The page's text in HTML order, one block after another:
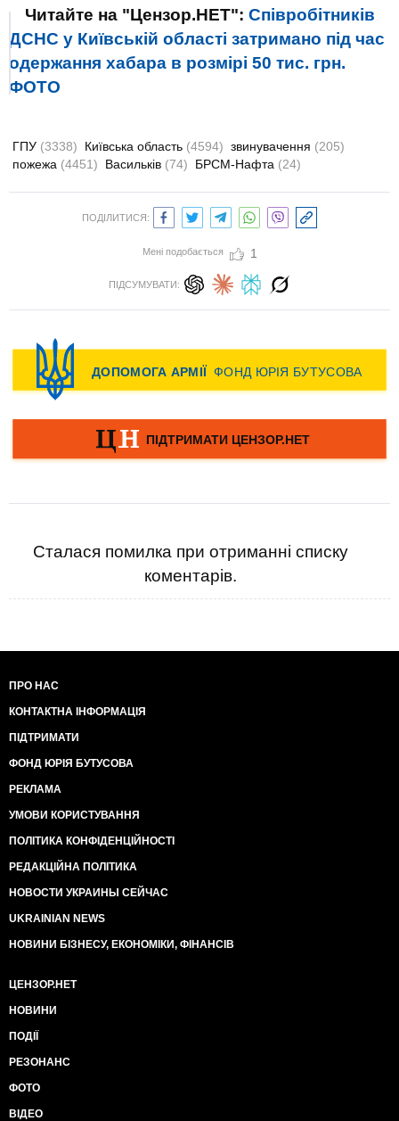
Читайте на "Цензор.НЕТ": Співробітників
ДСНС у Київській області затримано під час
одержання хабара в розмірі 50 тис. грн.
ФОТО
ГПУ (3338) Київська область (4594) звинувачення (205)
пожежа (4451) Васильків (74) БРСМ-Нафта (24)
ПОДІЛИТИСЯ:
Мені подобається 1
ПІДСУМУВАТИ:
Сталася помилка при отриманні списку
коментарів.
ПРО НАС
КОНТАКТНА ІНФОРМАЦІЯ
ПІДТРИМАТИ
ФОНД ЮРІЯ БУТУСОВА
РЕКЛАМА
УМОВИ КОРИСТУВАННЯ
ПОЛІТИКА КОНФІДЕНЦІЙНОСТІ
РЕДАКЦІЙНА ПОЛІТИКА
НОВОСТИ УКРАИНЫ СЕЙЧАС
UKRAINIAN NEWS
НОВИНИ БІЗНЕСУ, ЕКОНОМІКИ, ФІНАНСІВ
ЦЕНЗОР.НЕТ
НОВИНИ
ПОДІЇ
РЕЗОНАНС
ФОТО
ВІДЕО